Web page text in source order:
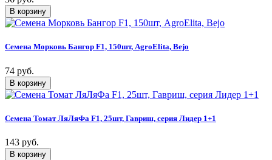
Семена Морковь Бангор F1, 150шт, AgroElita, Bejo
74 руб.
Семена Томат ЛяЛяФа F1, 25шт, Гавриш, серия Лидер 1+1
143 руб.